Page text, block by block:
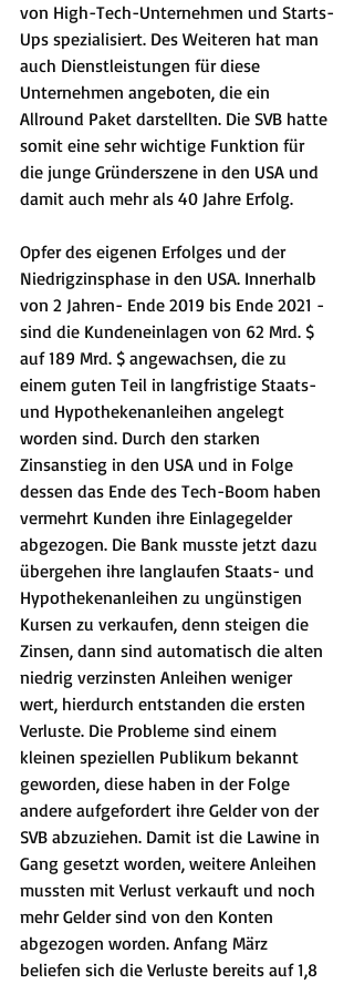
von High-Tech-Unternehmen und Starts-
Ups spezialisiert. Des Weiteren hat man
auch Dienstleistungen für diese
Unternehmen angeboten, die ein
Allround Paket darstellten. Die SVB hatte
somit eine sehr wichtige Funktion für
die junge Gründerszene in den USA und
damit auch mehr als 40 Jahre Erfolg.
Opfer des eigenen Erfolges und der
Niedrigzinsphase in den USA. Innerhalb
von 2 Jahren- Ende 2019 bis Ende 2021 -
sind die Kundeneinlagen von 62 Mrd. $
auf 189 Mrd. $ angewachsen, die zu
einem guten Teil in langfristige Staats-
und Hypothekenanleihen angelegt
worden sind. Durch den starken
Zinsanstieg in den USA und in Folge
dessen das Ende des Tech-Boom haben
vermehrt Kunden ihre Einlagegelder
abgezogen. Die Bank musste jetzt dazu
übergehen ihre langlaufen Staats- und
Hypothekenanleihen zu ungünstigen
Kursen zu verkaufen, denn steigen die
Zinsen, dann sind automatisch die alten
niedrig verzinsten Anleihen weniger
wert, hierdurch entstanden die ersten
Verluste. Die Probleme sind einem
kleinen speziellen Publikum bekannt
geworden, diese haben in der Folge
andere aufgefordert ihre Gelder von der
SVB abzuziehen. Damit ist die Lawine in
Gang gesetzt worden, weitere Anleihen
mussten mit Verlust verkauft und noch
mehr Gelder sind von den Konten
abgezogen worden. Anfang März
beliefen sich die Verluste bereits auf 1,8